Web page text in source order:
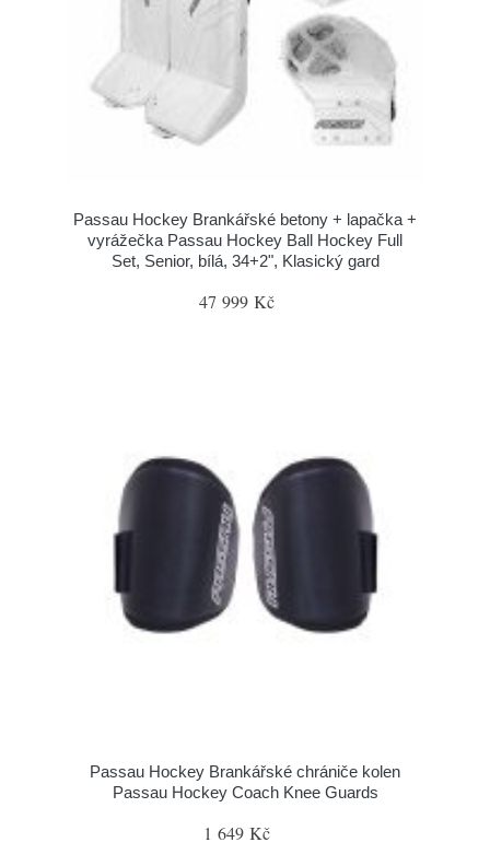
Passau Hockey Brankářské betony + lapačka +
vyrážečka Passau Hockey Ball Hockey Full
Set, Senior, bílá, 34+2", Klasický gard
47 999 Kč
Passau Hockey Brankářské chrániče kolen
Passau Hockey Coach Knee Guards
1 649 Kč